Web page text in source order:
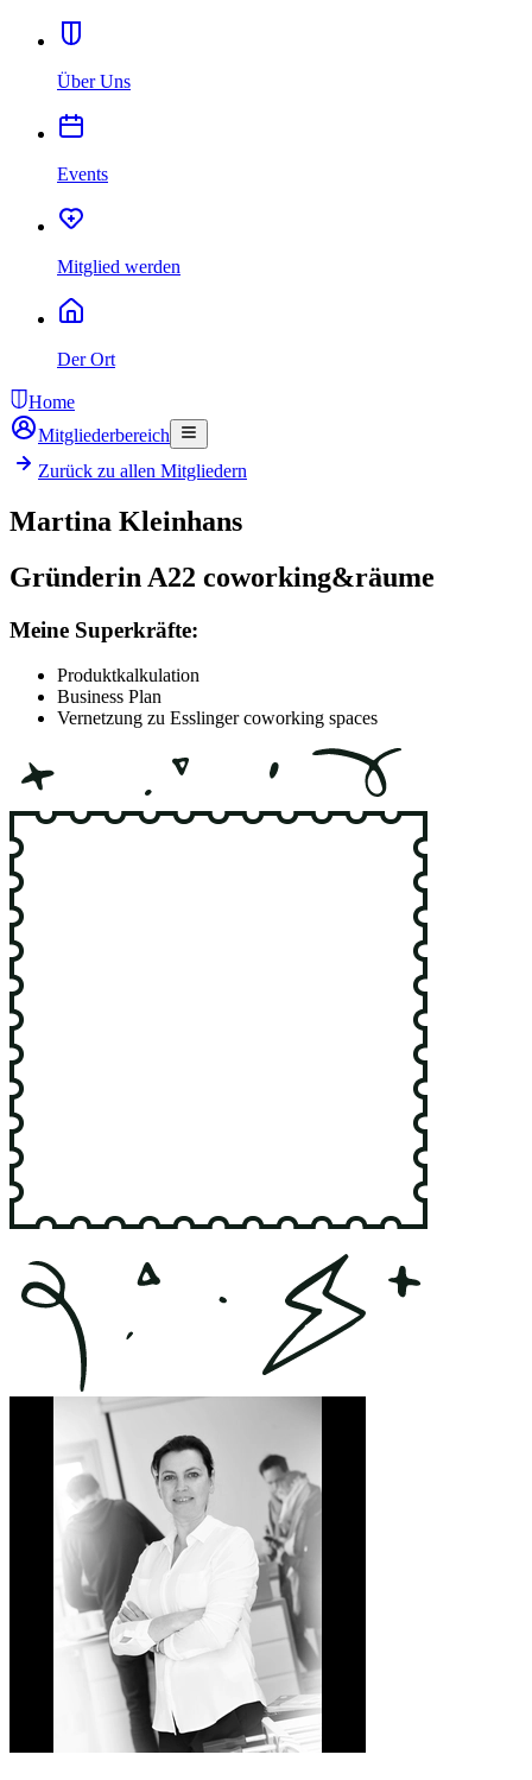
Über Uns
Events
Mitglied werden
Der Ort
Home
Mitgliederbereich
Zurück zu allen Mitgliedern
Martina Kleinhans
Gründerin A22 coworking&räume
Meine Superkräfte:
Produktkalkulation
Business Plan
Vernetzung zu Esslinger coworking spaces